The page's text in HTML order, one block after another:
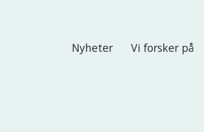
Nyheter Vi forsker på